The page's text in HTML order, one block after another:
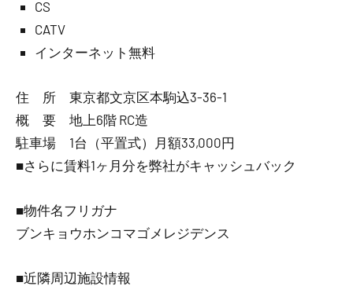
CS
CATV
インターネット無料
住 所 東京都文京区本駒込3-36-1
概 要 地上6階 RC造
駐車場 1台（平置式）月額33,000円
■さらに賃料1ヶ月分を弊社がキャッシュバック
■物件名フリガナ
ブンキョウホンコマゴメレジデンス
■近隣周辺施設情報